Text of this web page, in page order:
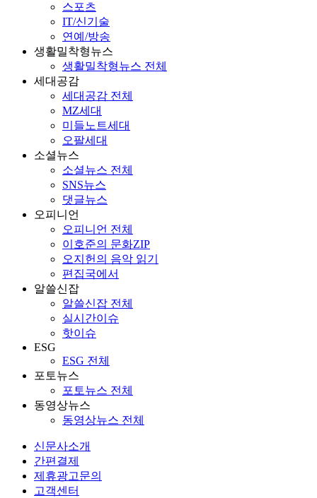
스포츠
IT/신기술
연예/방송
생활밀착형뉴스
생활밀착형뉴스 전체
세대공감
세대공감 전체
MZ세대
미들노트세대
오팔세대
소셜뉴스
소셜뉴스 전체
SNS뉴스
댓글뉴스
오피니언
오피니언 전체
이호준의 문화ZIP
오지헌의 음악 읽기
편집국에서
알쓸신잡
알쓸신잡 전체
실시간이슈
핫이슈
ESG
ESG 전체
포토뉴스
포토뉴스 전체
동영상뉴스
동영상뉴스 전체
신문사소개
간편결제
제휴광고문의
고객센터